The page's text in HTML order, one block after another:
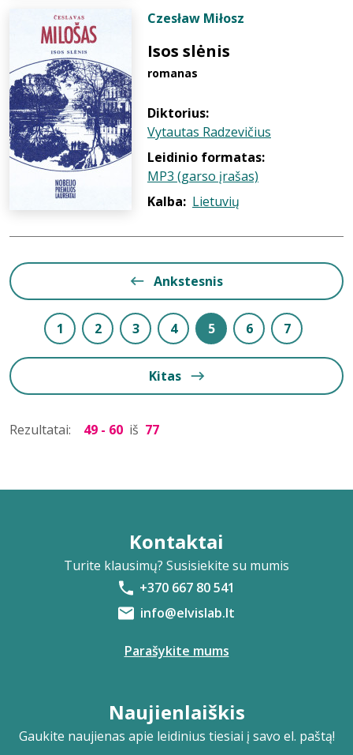
Czesław Miłosz
Isos slėnis
romanas
Diktorius:
Vytautas Radzevičius
Leidinio formatas:
MP3 (garso įrašas)
Kalba: Lietuvių
Ankstesnis
1 2 3 4 5 6 7
Kitas
Rezultatai: 49 - 60 iš 77
Kontaktai
Turite klausimų? Susisiekite su mumis
+370 667 80 541
info@elvislab.lt
Parašykite mums
Naujienlaiškis
Gaukite naujienas apie leidinius tiesiai į savo el. paštą!